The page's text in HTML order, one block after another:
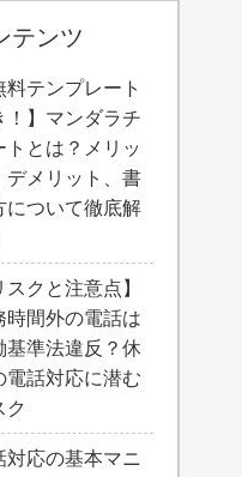
テンツ
料テンプレート
！】マンダラチ
トとは？メリッ
デメリット、書
について徹底解
スクと注意点】
時間外の電話は
基準法違反？休
電話対応に潜む
ク
対応の基本マニ